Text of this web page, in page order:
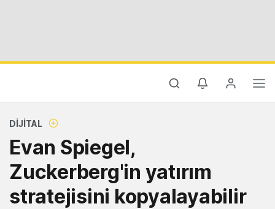
DIJITAL
Evan Spiegel,
Zuckerberg'in yatırım
stratejisini kopyalayabilir